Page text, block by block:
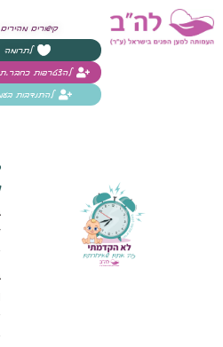
קישורים מהירים
לתרומה
להצטרפות
להתנדבות